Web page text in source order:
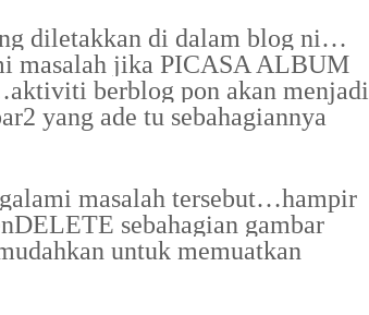
diletakkan di dalam blog ni…
masalah jika PICASA ALBUM
berblog pon akan menjadi
yang ade tu sebahagiannya
masalah tersebut…hampir
sebahagian gambar
untuk memuatkan